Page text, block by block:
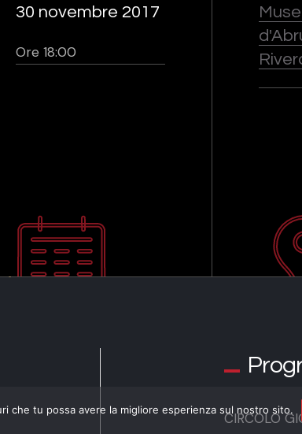
30 novembre 2017
Ore 18:00
CIRCOLO
che tu possa avere la migliore esperienza sul nostro sito.